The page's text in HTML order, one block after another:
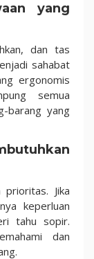
yang
dan tas
sahabat
ergonomis
semua
barang yang
prioritas. Jika
keperluan
tahu sopir.
dan